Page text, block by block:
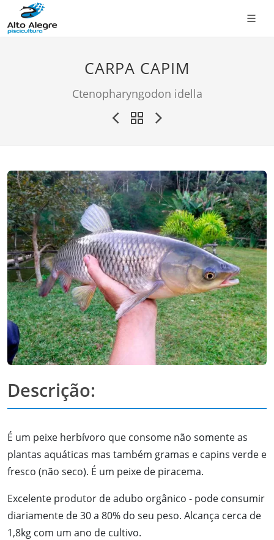
CARPA CAPIM
Ctenopharyngodon idella
Descrição:
É um peixe herbívoro que consome não somente as
plantas aquáticas mas também gramas e capins verde e
fresco (não seco). É um peixe de piracema.
Excelente produtor de adubo orgânico - pode consumir
diariamente de 30 a 80% do seu peso. Alcança cerca de
1,8kg com um ano de cultivo.